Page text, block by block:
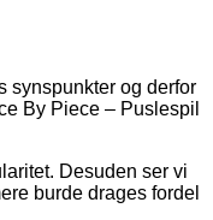
synspunkter og derfor
By Piece – Puslespil
Desuden ser vi
burde drages fordel